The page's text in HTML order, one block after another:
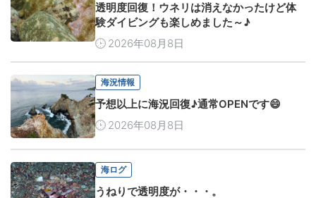
透明度回復！ウネリは消えなかったけど体
験ダイビングも楽しめました～♪
2026年08月8日
海況情報
予想以上に海況回復♪通常OPENです😄
2026年08月8日
海ログ
うねりで透明度が・・・。